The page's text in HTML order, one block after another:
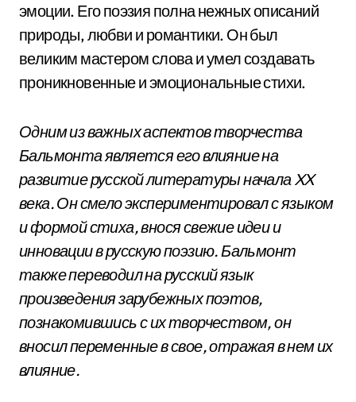
эмоции. Его поэзия полна нежных описаний
природы, любви и романтики. Он был
великим мастером слова и умел создавать
проникновенные и эмоциональные стихи.
Одним из важных аспектов творчества
Бальмонта является его влияние на
развитие русской литературы начала XX
века. Он смело экспериментировал с языком
и формой стиха, внося свежие идеи и
инновации в русскую поэзию. Бальмонт
также переводил на русский язык
произведения зарубежных поэтов,
познакомившись с их творчеством, он
вносил переменные в свое, отражая в нем их
влияние.